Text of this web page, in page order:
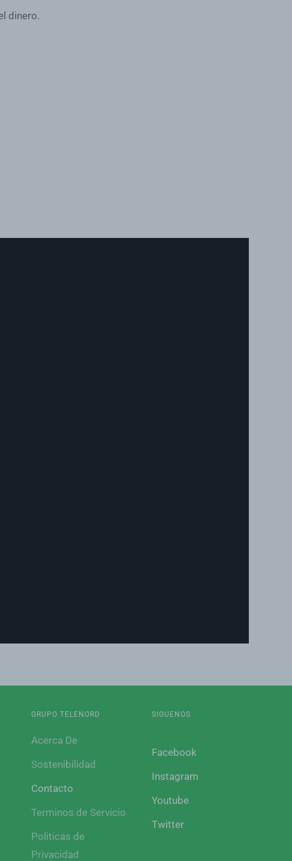
dinero.
GRUPO TELENORD
Acerca De
Sostenibilidad
Contacto
Terminos de Servicio
Politicas de
Privacidad
SIGUENOS
Facebook
Instagram
Youtube
Twitter